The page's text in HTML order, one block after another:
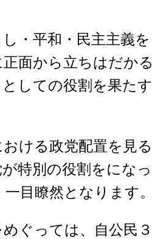
・平和・民主主義を
面から立ちはだかる
としての役割を果たす
ける政党配置を見る
特別の役割をになっ
目瞭然となります。
ぐっては、自公民３